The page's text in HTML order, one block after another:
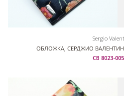
Sergio
ОБЛОЖКА, СЕРДЖИО
СВ 8023-